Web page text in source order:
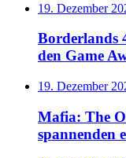
19. Dezember
Borderlands
den Game
19. Dezember
Mafia: The
spannenden